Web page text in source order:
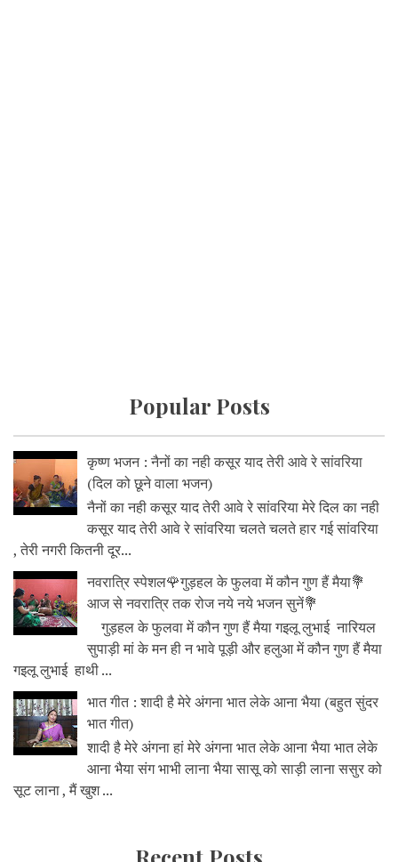
Popular Posts
कृष्ण भजन : नैनों का नही कसूर याद तेरी आवे रे सांवरिया
(दिल को छूने वाला भजन)
नैनों का नही कसूर याद तेरी आवे रे सांवरिया मेरे दिल का नही
कसूर याद तेरी आवे रे सांवरिया चलते चलते हार गई सांवरिया
, तेरी नगरी कितनी दूर...
नवरात्रि स्पेशल🌹गुड़हल के फुलवा में कौन गुण हैं मैया💐
आज से नवरात्रि तक रोज नये नये भजन सुनें💐
गुड़हल के फुलवा में कौन गुण हैं मैया गइलू लुभाई नारियल
सुपाड़ी मां के मन ही न भावे पूड़ी और हलुआ में कौन गुण हैं मैया
गइलू लुभाई हाथी ...
भात गीत : शादी है मेरे अंगना भात लेके आना भैया (बहुत सुंदर
भात गीत)
शादी है मेरे अंगना हां मेरे अंगना भात लेके आना भैया भात लेके
आना भैया संग भाभी लाना भैया सासू को साड़ी लाना ससुर को
सूट लाना , मैं खुश ...